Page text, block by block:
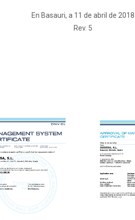
En Basauri, a 11 de abril de 2018
Rev. 5